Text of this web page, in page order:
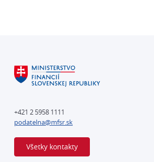
+421 2 5958 1111
podatelna@mfsr.sk
Všetky kontakty